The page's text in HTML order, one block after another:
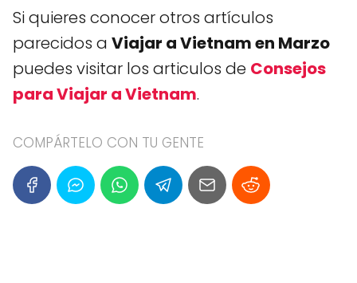
Si quieres conocer otros artículos
parecidos a Viajar a Vietnam en Marzo
puedes visitar los articulos de Consejos
para Viajar a Vietnam.
COMPÁRTELO CON TU GENTE